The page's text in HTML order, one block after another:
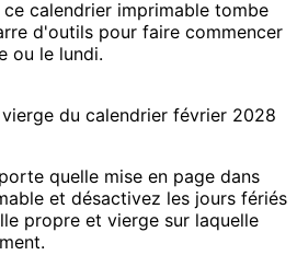
calendrier imprimable tombe
d'outils pour faire commencer
ou le lundi.
du calendrier février 2028
quelle mise en page dans
et désactivez les jours fériés
propre et vierge sur laquelle